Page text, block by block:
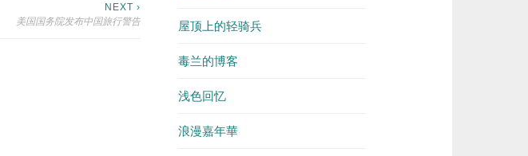
NEXT ›
美国国务院发布中国旅行警告
屋顶上的轻骑兵
毒兰的博客
浅色回忆
浪漫嘉年華